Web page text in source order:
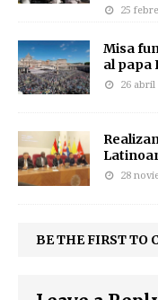
25
Misa
al papa
26 abril
28
BE THE FIRST TO